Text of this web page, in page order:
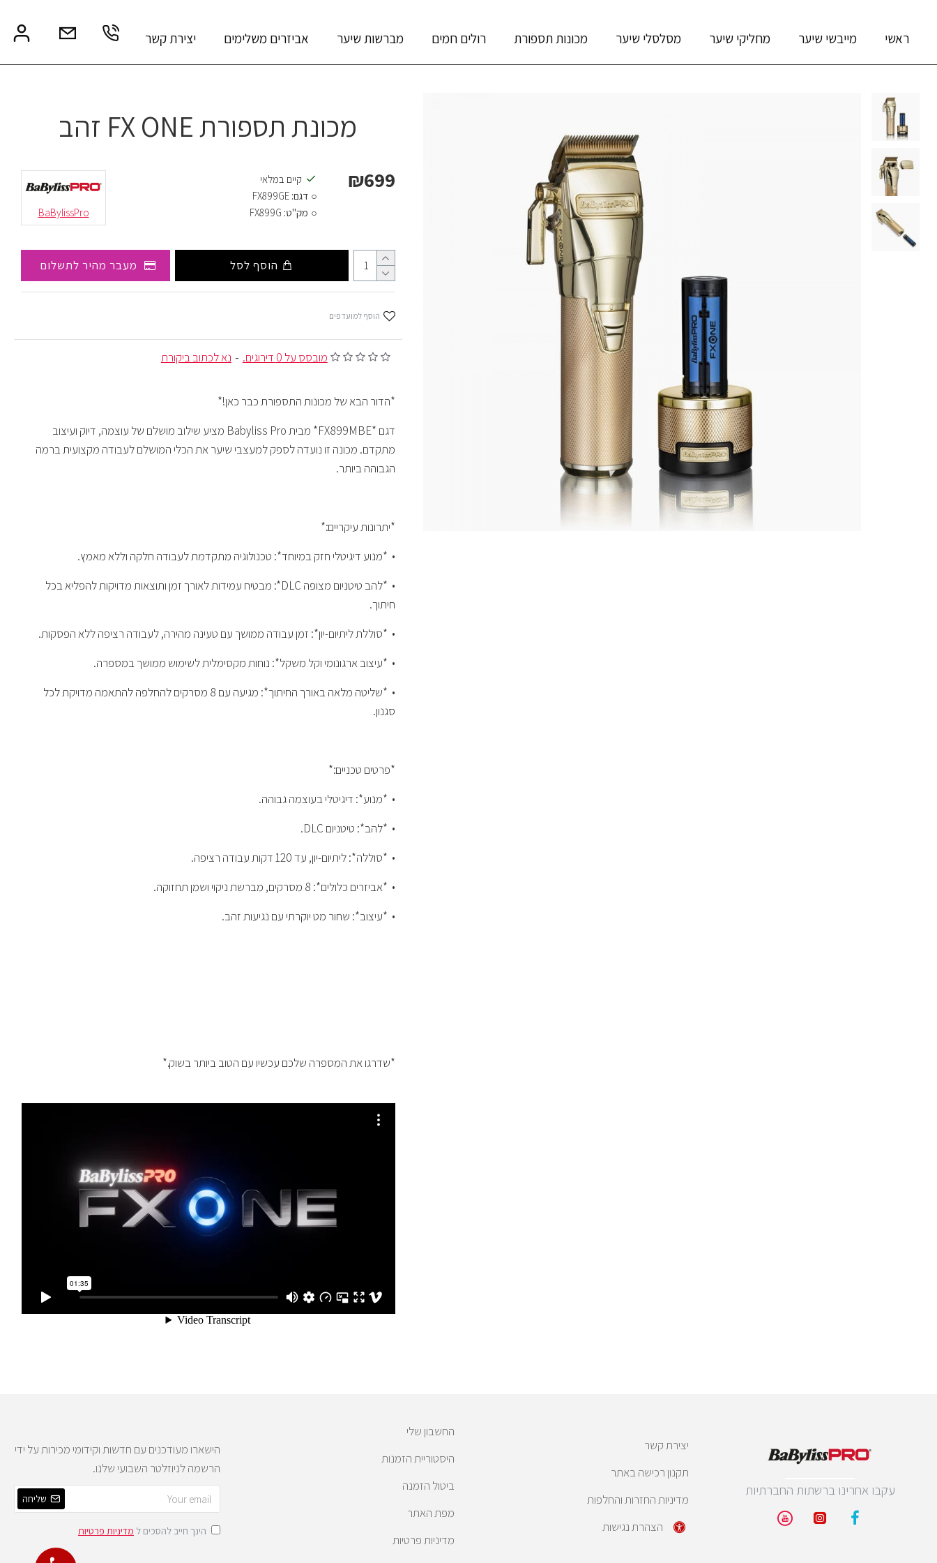
ראשי מייבשי שיער מחליקי שיער מסלסלי שיער מכונות תספורת רולים חמים מברשות שיער אביזרים משלימים יצירת קשר
מכונת תספורת FX ONE זהב
מובסס על 0 דירוגים. - נא לכתוב ביקורת
₪699
קיים במלאי
דגם: FX899GE
מק"ט: FX899G
BaBylissPro
הוסף לסל מעבר מהיר לתשלום
הוסף למועדפים
*הדור הבא של מכונות התספורת כבר כאן!*
דגם *FX899MBE* מבית Babyliss Pro מציע שילוב מושלם של עוצמה, דיוק ועיצוב
מתקדם. מכונה זו נועדה לספק למעצבי שיער את הכלי המושלם לעבודה מקצועית ברמה
הגבוהה ביותר.
*יתרונות עיקריים:*
•⁠ ⁠*מנוע דיגיטלי חזק במיוחד*: טכנולוגיה מתקדמת לעבודה חלקה וללא מאמץ.
•⁠ ⁠*להב טיטניום מצופה DLC*: מבטיח עמידות לאורך זמן ותוצאות מדויקות להפליא בכל
חיתוך.
•⁠ ⁠*סוללת ליתיום-יון*: זמן עבודה ממושך עם טעינה מהירה, לעבודה רציפה ללא הפסקות.
•⁠ ⁠*עיצוב ארגונומי וקל משקל*: נוחות מקסימלית לשימוש ממושך במספרה.
•⁠ ⁠*שליטה מלאה באורך החיתוך*: מגיעה עם 8 מסרקים להחלפה להתאמה מדויקת לכל
סגנון.
*פרטים טכניים:*
•⁠ ⁠*מנוע*: דיגיטלי בעוצמה גבוהה.
•⁠ ⁠*להב*: טיטניום DLC.
•⁠ ⁠*סוללה*: ליתיום-יון, עד 120 דקות עבודה רציפה.
•⁠ ⁠*אביזרים כלולים*: 8 מסרקים, מברשת ניקוי ושמן תחזוקה.
•⁠ ⁠*עיצוב*: שחור מט יוקרתי עם נגיעות זהב.
*שדרגו את המספרה שלכם עכשיו עם הטוב ביותר בשוק.*
עקבו אחרינו ברשתות החברתיות
יצירת קשר
תקנון רכישה באתר
מדיניות החזרות והחלפות
הצהרת נגישות
החשבון שלי
היסטוריית הזמנות
ביטול הזמנה
מפת האתר
מדיניות פרטיות
הישארו מעודכנים עם חדשות וקידומי מכירות על ידי
הרשמה לניוזלטר השבועי שלנו.
שליחה
הינך חייב להסכים ל מדיניות פרטיות